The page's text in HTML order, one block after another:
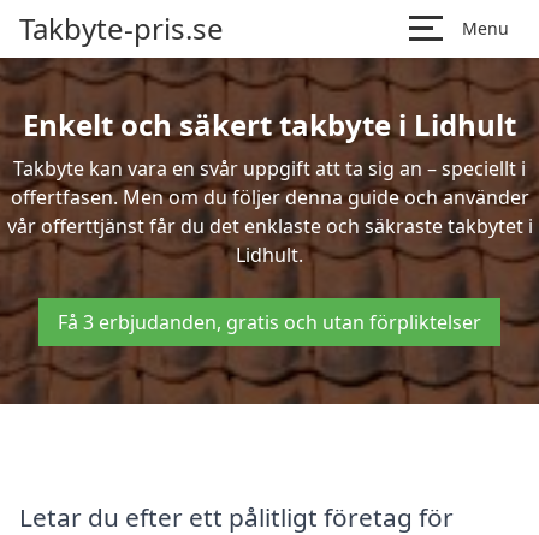
Takbyte-pris.se Menu
Enkelt och säkert takbyte i Lidhult
Takbyte kan vara en svår uppgift att ta sig an – speciellt i
offertfasen. Men om du följer denna guide och använder
vår offerttjänst får du det enklaste och säkraste takbytet i
Lidhult.
Få 3 erbjudanden, gratis och utan förpliktelser
Letar du efter ett pålitligt företag för